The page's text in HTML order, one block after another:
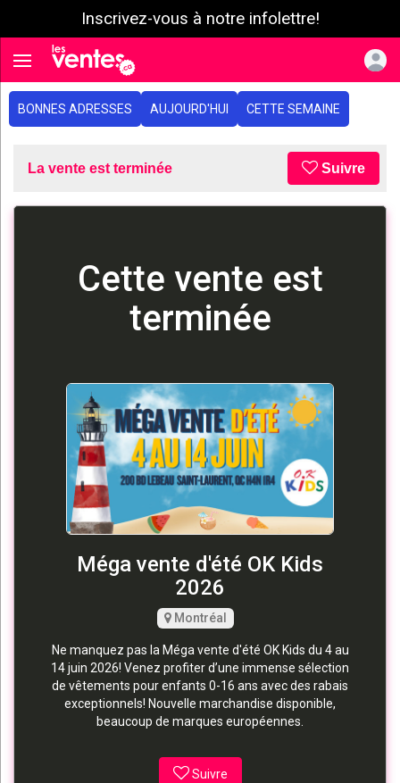
Inscrivez-vous à notre infolettre!
Toggle navigation
BONNES ADRESSES AUJOURD'HUI CETTE SEMAINE
La vente est terminée Suivre
Cette vente est
terminée
Méga vente d'été OK Kids
2026
Montréal
Ne manquez pas la Méga vente d'été OK Kids du 4 au
14 juin 2026! Venez profiter d’une immense sélection
de vêtements pour enfants 0-16 ans avec des rabais
exceptionnels! Nouvelle marchandise disponible,
beaucoup de marques européennes.
Suivre